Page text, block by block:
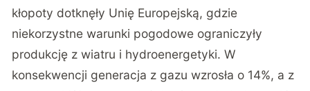
kłopoty dotknęły Unię Europejską, gdzie
niekorzystne warunki pogodowe ograniczyły
produkcję z wiatru i hydroenergetyki. W
konsekwencji generacja z gazu wzrosła o 14%, a z